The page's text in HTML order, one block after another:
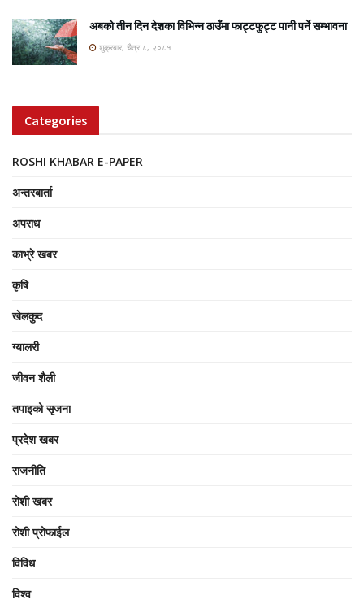
अबको तीन दिन देशका विभिन्न ठाउँमा फाट्टफुट्ट पानी पर्ने सम्भावना
शुक्रबार, चैत्र ८, २०८१
Categories
ROSHI KHABAR E-PAPER
अन्तरबार्ता
अपराध
काभ्रे खबर
कृषि
खेलकुद
ग्यालरी
जीवन शैली
तपाइको सृजना
प्रदेश खबर
राजनीति
रोशी खबर
रोशी प्रोफाईल
विविध
विश्व